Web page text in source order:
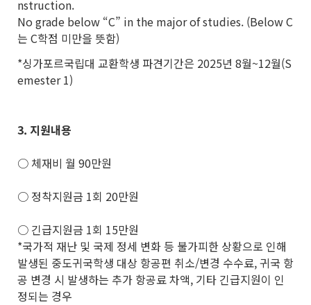
nstruction.
No grade below “C” in the major of studies. (Below C
는 C학점 미만을 뜻함)
*싱가포르국립대 교환학생 파견기간은 2025년 8월~12월(S
emester 1)
3. 지원내용
○ 체재비 월 90만원
○ 정착지원금 1회 20만원
○ 긴급지원금 1회 15만원
*국가적 재난 및 국제 정세 변화 등 불가피한 상황으로 인해
발생된 중도귀국학생 대상 항공편 취소/변경 수수료, 귀국 항
공 변경 시 발생하는 추가 항공료 차액, 기타 긴급지원이 인
정되는 경우